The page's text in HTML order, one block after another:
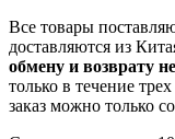
Все товары
доставляются из
обмену и возврату
только в течение
заказ можно только